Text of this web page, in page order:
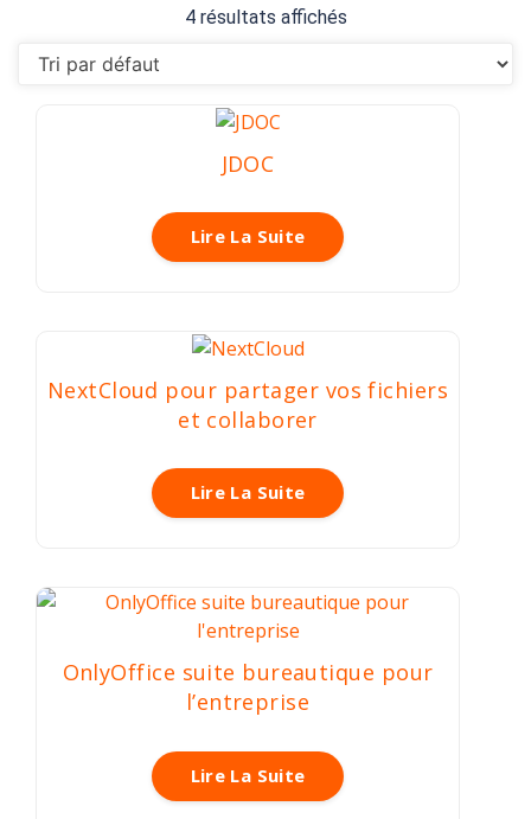
4 résultats affichés
JDOC
Lire La Suite
NextCloud pour partager vos fichiers
et collaborer
Lire La Suite
OnlyOffice suite bureautique pour
l’entreprise
Lire La Suite